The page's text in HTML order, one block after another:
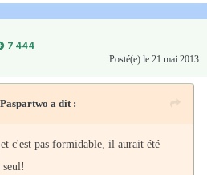
7 444
Posté(e) le 21 mai 2013
a dit :
c'est pas formidable, il aurait été